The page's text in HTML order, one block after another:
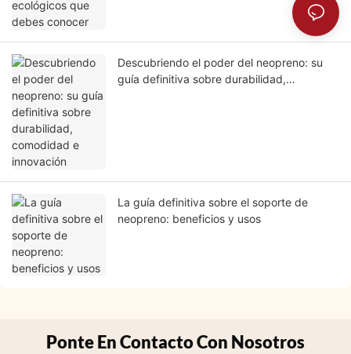
Descubriendo el poder del neopreno: su
guía definitiva sobre durabilidad,
La guía definitiva sobre el soporte de
neopreno: beneficios y usos
Ponte En Contacto Con Nosotros